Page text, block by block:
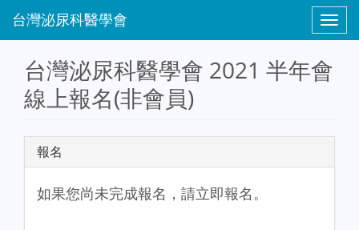
台灣泌尿科醫學會 2021 半年會
線上報名(非會員)
報名
如果您尚未完成報名，請立即報名。